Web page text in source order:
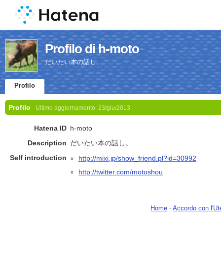
Profilo di h-moto
だいたい本の話し。
Profilo
Profilo Ultimo aggiornamento: 23/giu/2013
Hatena ID h-moto
Description だいたい本の話し。
Self introduction
http://mixi.jp/show_friend.pl?id=30992
http://twitter.com/motoshou
Home - Accordo con